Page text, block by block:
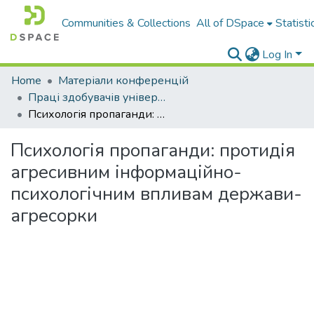
Communities & Collections All of DSpace
Log In
Home
Матеріали конференцій
Праці здобувачів університету
Психологія пропаганди: протидія агресивним інформаційно-психологічним впливам держави-агресорки
Психологія пропаганди: протидія
агресивним інформаційно-
психологічним впливам держави-
агресорки